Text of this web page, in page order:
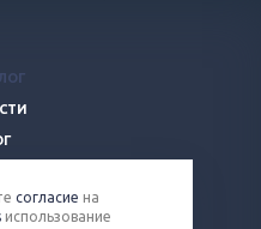
согласие на
использование